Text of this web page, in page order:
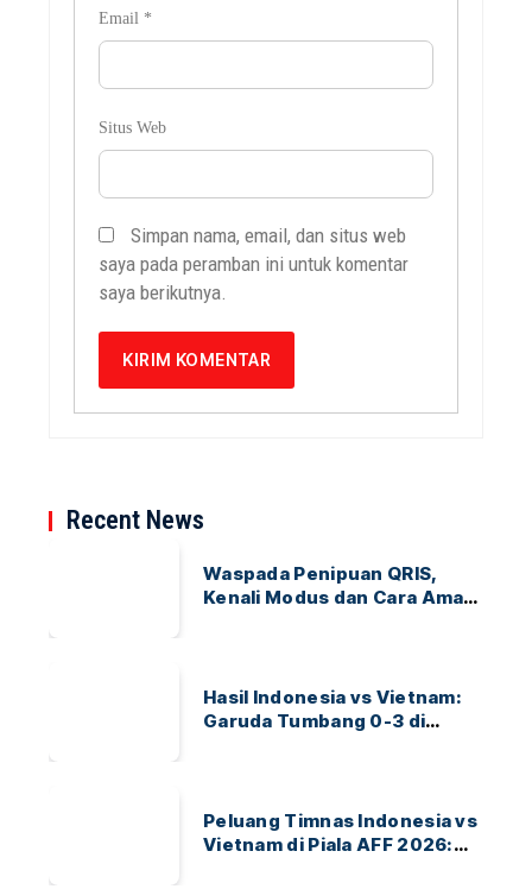
Email *
Situs Web
Simpan nama, email, dan situs web
saya pada peramban ini untuk komentar
saya berikutnya.
Recent News
Waspada Penipuan QRIS,
Kenali Modus dan Cara Aman
Hasil Indonesia vs Vietnam:
Garuda Tumbang 0-3 di
Peluang Timnas Indonesia vs
Vietnam di Piala AFF 2026: